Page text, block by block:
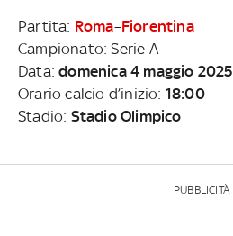
Partita: Roma–Fiorentina
Campionato: Serie A
Data:domenica 4 maggio 2025
Orario calcio d’inizio: 18:00
Stadio: Stadio Olimpico
PUBBLICITÀ